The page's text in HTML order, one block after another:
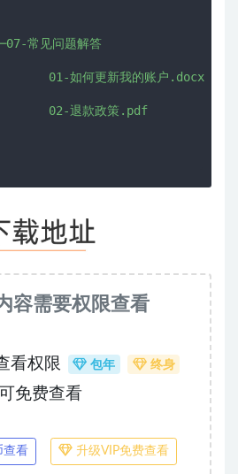
常见问题解答
01-如何更新我的账户.docx
02-退款政策.pdf
容需要权限查看
看权限 包年 终身
可免费查看
查看 升级VIP免费查看